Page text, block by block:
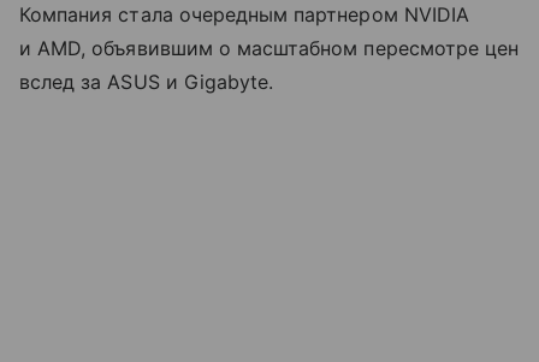
Компания стала очередным партнером NVIDIA
и AMD, объявившим о масштабном пересмотре цен
вслед за ASUS и Gigabyte.